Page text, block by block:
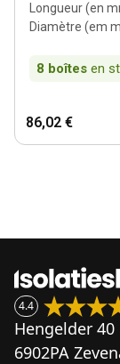
Longueur (en
Diamètre (em
8 boîtes en
86,02 €
4.4
Hengelder 40
6902PA